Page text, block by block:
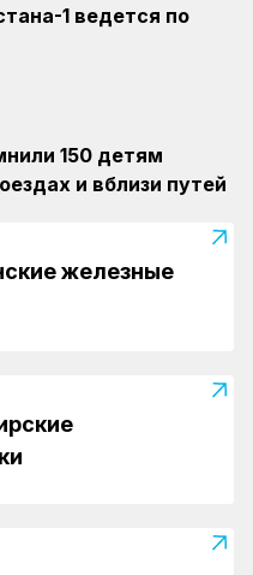
1 ведется по
150 детям
и вблизи путей
железные